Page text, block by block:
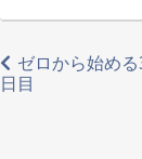
投ゼロから始め
日目